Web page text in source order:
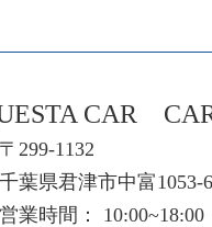
CAR
〒299-1132
千葉県君津市中富1053-6
営業時間： 10:00~18:00